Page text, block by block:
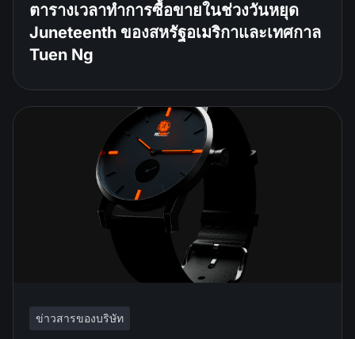
ตารางเวลาทำการซื้อขายในช่วงวันหยุด
Juneteenth ของสหรัฐอเมริกาและเทศกาล
Tuen Ng
ข่าวสารของบริษัท